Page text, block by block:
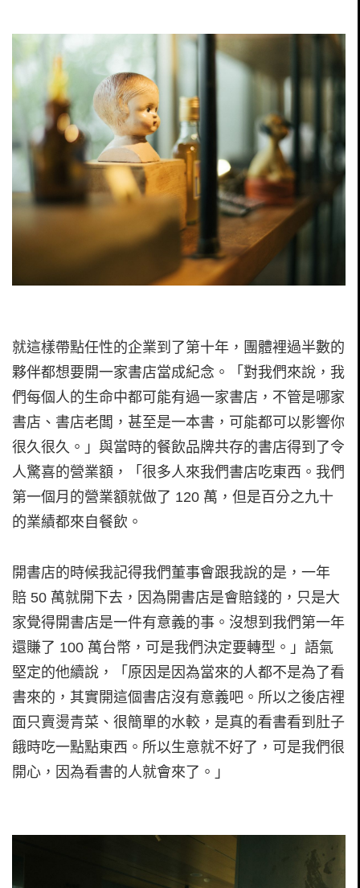
就這樣帶點任性的企業到了第十年，團體裡過半數的
夥伴都想要開一家書店當成紀念。「對我們來說，我
們每個人的生命中都可能有過一家書店，不管是哪家
書店、書店老闆，甚至是一本書，可能都可以影響你
很久很久。」與當時的餐飲品牌共存的書店得到了令
人驚喜的營業額，「很多人來我們書店吃東西。我們
第一個月的營業額就做了 120 萬，但是百分之九十
的業績都來自餐飲。
開書店的時候我記得我們董事會跟我說的是，一年
賠 50 萬就開下去，因為開書店是會賠錢的，只是大
家覺得開書店是一件有意義的事。沒想到我們第一年
還賺了 100 萬台幣，可是我們決定要轉型。」語氣
堅定的他續說，「原因是因為當來的人都不是為了看
書來的，其實開這個書店沒有意義吧。所以之後店裡
面只賣燙青菜、很簡單的水較，是真的看書看到肚子
餓時吃一點點東西。所以生意就不好了，可是我們很
開心，因為看書的人就會來了。」